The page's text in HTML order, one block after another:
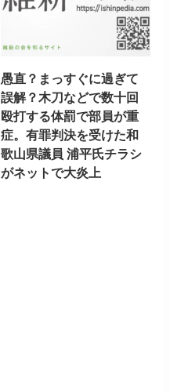
愚直？まっすぐに過ぎて
誤解？木刀などで数十回
殴打する体罰で部員が重
症。有罪判決を受けた和
歌山県議員 浦平氏チラシ
がネットで大炎上